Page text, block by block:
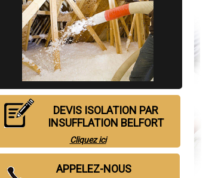
DEVIS ISOLATION PAR
INSUFFLATION BELFORT
Cliquez ici
APPELEZ-NOUS